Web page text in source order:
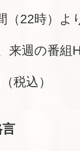
（22時）よ
来週の番組
税込）